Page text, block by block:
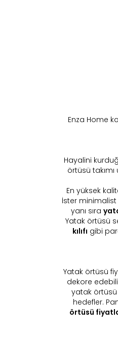
Enza Home
Hayalini
örtüsü
En yüksek
İster minimalist
yanı sıra
Yatak örtüsü
kılıfı gibi
Yatak örtüsü
dekore
yatak
hedefler.
örtüsü